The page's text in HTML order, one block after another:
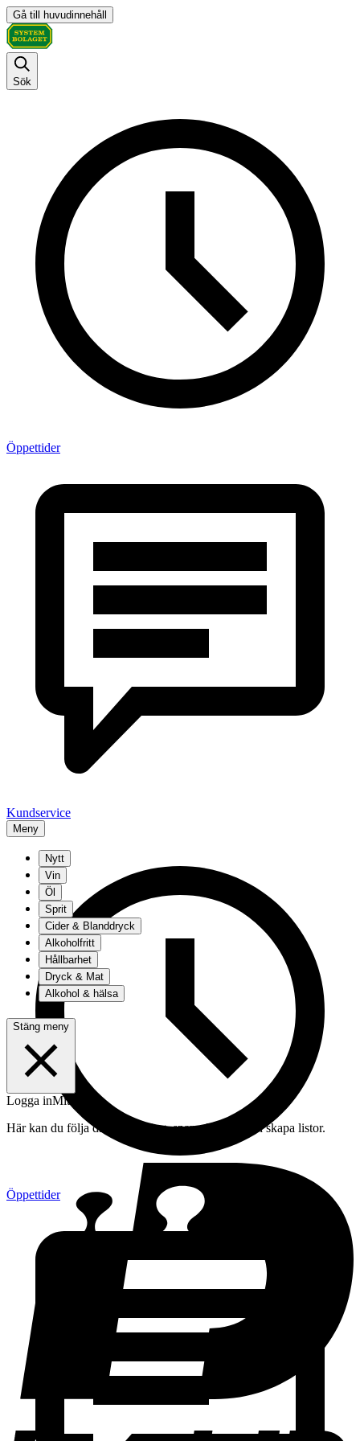
Gå till huvudinnehåll
Sök
Öppettider
Kundservice
Meny
Öppettider
Nytt
Vin
Öl
Sprit
Cider & Blanddryck
Alkoholfritt
Hållbarhet
Dryck & Mat
Alkohol & hälsa
Stäng meny
Logga inMitt konto
Här kan du följa din beställning, spara drycker och skapa listor.